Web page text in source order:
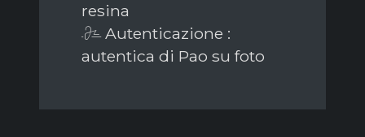
resina
Autenticazione :
autentica di Pao su foto